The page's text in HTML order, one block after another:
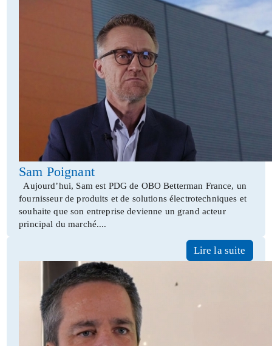
Sam Poignant
Aujourd’hui, Sam est PDG de OBO Betterman France, un
fournisseur de produits et de solutions électrotechniques et
souhaite que son entreprise devienne un grand acteur
principal du marché....
Lire la suite